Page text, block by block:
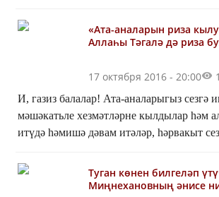
«Ата-аналарын риза
Аллаһы Тәгалә дә риза
17 октября 2016 - 20:00
И, газиз балалар! Ата-аналарыгыз сезгә
мәшәкатьле хезмәтләрне кылдылар һәм
итүдә һәмишә дәвам итәләр, һәр­вакыт
Туган көнен билгеләп
Миңнехановның әнисе